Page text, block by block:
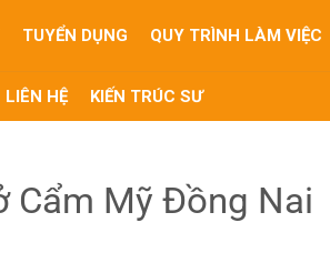
TUYỂN DỤNG QUY TRÌNH LÀM VIỆC
LIÊN HỆ KIẾN TRÚC SƯ
Cẩm Mỹ Đồng Nai